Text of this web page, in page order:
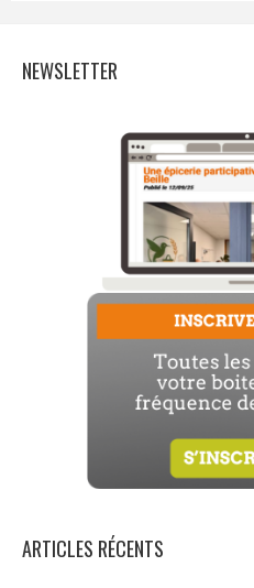
NEWSLETTER
ARTICLES RÉCENTS